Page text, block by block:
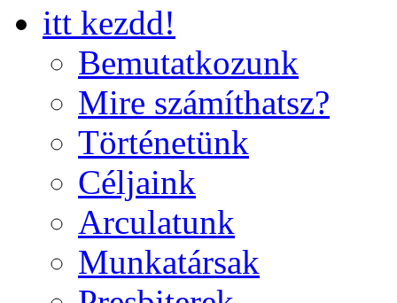
itt kezdd!
Bemutatkozunk
Mire számíthatsz?
Történetünk
Céljaink
Arculatunk
Munkatársak